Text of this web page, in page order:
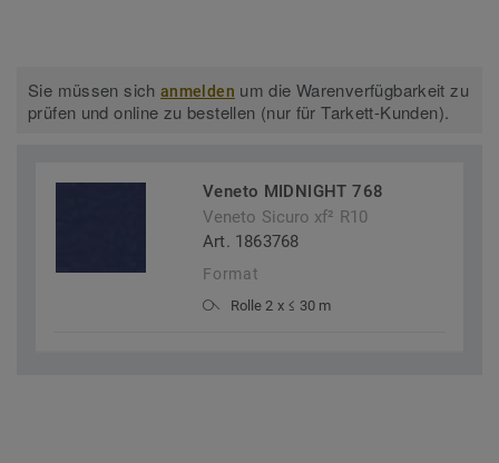
Sie müssen sichanmelden um die Warenverfügbarkeit zu
prüfen und online zu bestellen (nur für Tarkett-Kunden).
Veneto MIDNIGHT 768
Veneto Sicuro xf² R10
Art. 1863768
Format
Rolle 2 x ≤ 30 m